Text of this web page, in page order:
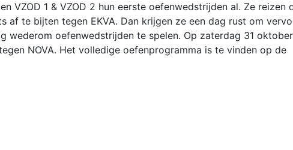
VZOD 1 & VZOD 2 hun eerste oefenwedstrijden al. Ze reizen
af te bijten tegen EKVA. Dan krijgen ze een dag rust om
wederom oefenwedstrijden te spelen. Op zaterdag 31
NOVA. Het volledige oefenprogramma is te vinden op de